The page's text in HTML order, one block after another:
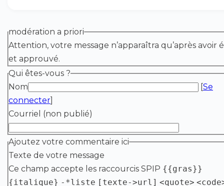
modération a priori
Attention, votre message n’apparaîtra qu’après avoir
et approuvé.
Qui êtes-vous ?
Nom
[Se
connecter]
Courriel (non publié)
Ajoutez votre commentaire ici
Texte de votre message
Ce champ accepte les raccourcis SPIP {{gras}}
{italique} -*liste [texte->url] <quote>